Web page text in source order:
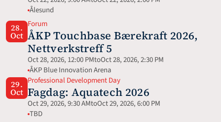
Ålesund
28.
Oct
Forum
ÅKP Touchbase Bærekraft 2026,
Nettverkstreff 5
Oct 28, 2026, 12:00 PMtoOct 28, 2026, 2:30 PM
ÅKP Blue Innovation Arena
29.
Oct
Professional Development Day
Fagdag: Aquatech 2026
Oct 29, 2026, 9:30 AMtoOct 29, 2026, 6:00 PM
TBD